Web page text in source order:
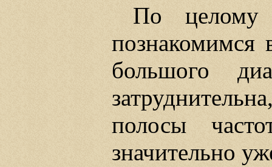
По целому
познакомимся
большого
полосы
значительно